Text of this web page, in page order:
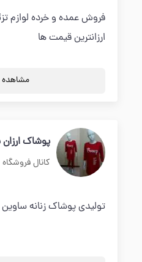
فروش عمده و خرده لوازم
ارزانترین قیمت ها
مشاهده
پوشاک
کانال فروشگاه
تولیدی پوشاک زنانه ساوین